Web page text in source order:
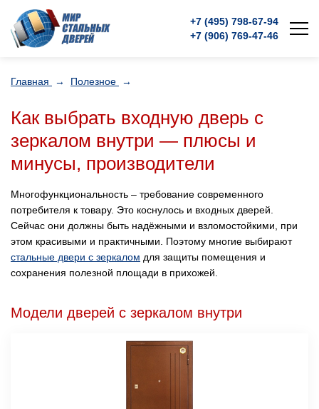
+7 (495) 798-67-94
+7 (906) 769-47-46
Главная → Полезное →
Как выбрать входную дверь с
зеркалом внутри — плюсы и
минусы, производители
Многофункциональность – требование современного
потребителя к товару. Это коснулось и входных дверей.
Сейчас они должны быть надёжными и взломостойкими, при
этом красивыми и практичными. Поэтому многие выбирают
стальные двери с зеркалом для защиты помещения и
сохранения полезной площади в прихожей.
Модели дверей с зеркалом внутри